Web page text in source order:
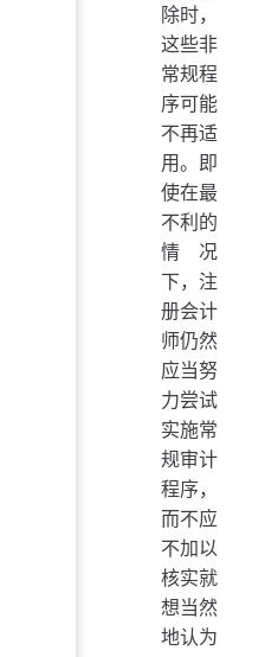
除时，
这些非
常规程
序可能
不再适
用。即
使在最
不利的
情况
下，注
册会计
师仍然
应当努
力尝试
实施常
规审计
程序，
而不应
不加以
核实就
想当然
地认为